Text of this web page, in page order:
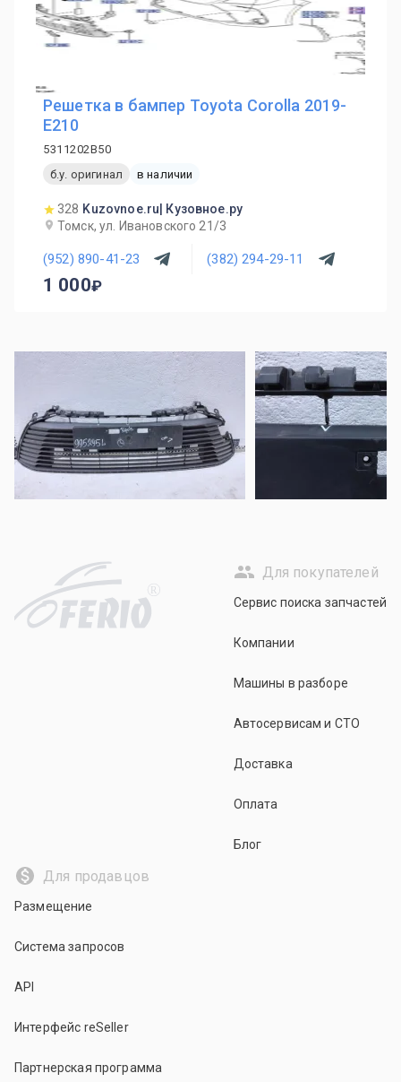
Решетка в бампер Toyota Corolla 2019-
E210
5311202B50
б.у. оригинал
в наличии
328 Kuzovnoe.ru| Кузовное.ру
Томск, ул. Ивановского 21/3
(952) 890-41-23 (382) 294-29-11
1 000
R
Для покупателей
Сервис поиска запчастей
Компании
Машины в разборе
Автосервисам и СТО
Доставка
Оплата
Блог
Для продавцов
Размещение
Система запросов
API
Интерфейс reSeller
Партнерская программа